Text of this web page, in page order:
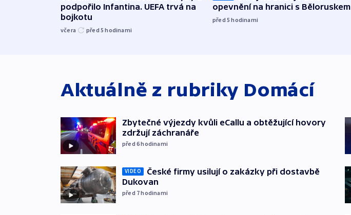
podpořilo Infantina. UEFA trvá na
bojkotu
včera před 5hodinami
opevnění na hranici s Běloruskem
před 5hodinami
Aktuálně z rubriky Domácí
Zbytečné výjezdy kvůli eCallu a obtěžující hovory
zdržují záchranáře
před 6hodinami
VIDEO
České firmy usilují o zakázky při dostavbě
Dukovan
před 7hodinami